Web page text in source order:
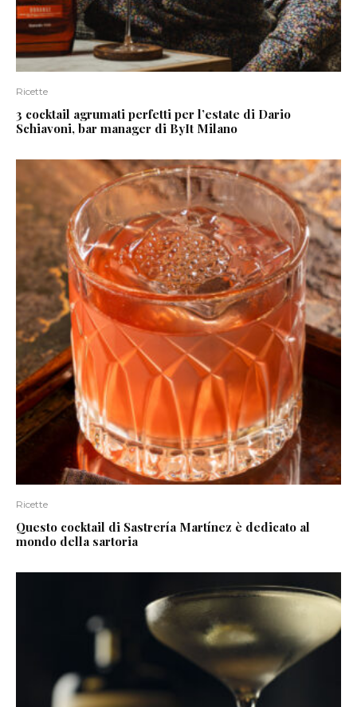
Ricette
3 cocktail agrumati perfetti per l’estate di Dario
Schiavoni, bar manager di ByIt Milano
Ricette
Questo cocktail di Sastrería Martínez è dedicato al
mondo della sartoria